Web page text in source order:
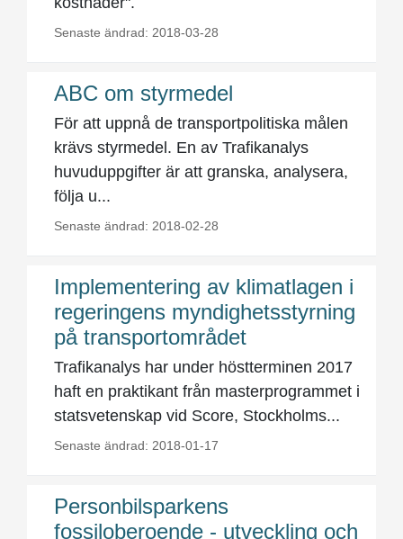
Senaste ändrad: 2018-03-28
ABC om styrmedel
För att uppnå de transportpolitiska målen
krävs styrmedel. En av Trafikanalys
huvuduppgifter är att granska, analysera,
följa u...
Senaste ändrad: 2018-02-28
Implementering av klimatlagen i
regeringens myndighetsstyrning
på transportområdet
Trafikanalys har under höstterminen 2017
haft en praktikant från masterprogrammet i
statsvetenskap vid Score, Stockholms...
Senaste ändrad: 2018-01-17
Personbilsparkens
fossiloberoende - utveckling och